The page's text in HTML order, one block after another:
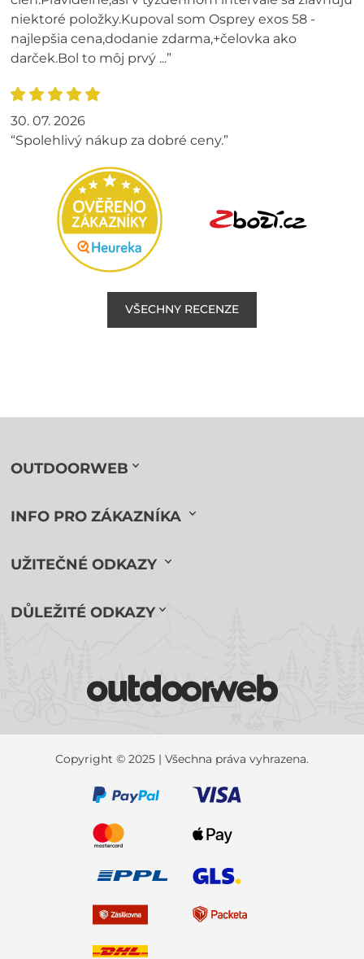
niektoré položky.Kupoval som Osprey exos 58 -
najlepšia cena,dodanie zdarma,+čelovka ako
darček.Bol to môj prvý ...”
30. 07. 2026
“Spolehlivý nákup za dobré ceny.”
VŠECHNY RECENZE
OUTDOORWEB
INFO PRO ZÁKAZNÍKA
UŽITEČNÉ ODKAZY
DŮLEŽITÉ ODKAZY
Copyright © 2025 | Všechna práva vyhrazena.